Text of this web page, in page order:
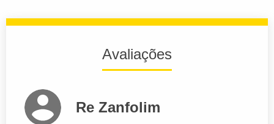
Avaliações
Re Zanfolim